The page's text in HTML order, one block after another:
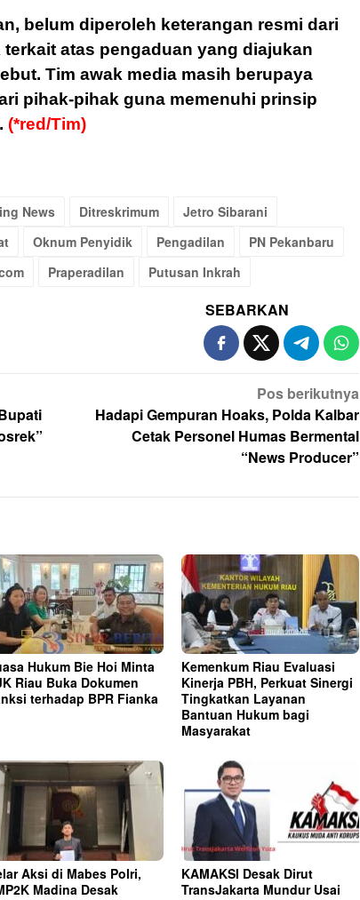
belum diperoleh keterangan resmi dari
atas pengaduan yang diajukan
Tim awak media masih berupaya
pihak-pihak guna memenuhi prinsip
(*red/Tim)
News Ditreskrimum
Jetro Sibarani
Oknum Penyidik Pengadilan
PN Pekanbaru
Praperadilan Putusan Inkrah
SEBARKAN
Pos berikutnya
Hadapi Gempuran Hoaks, Polda Kalbar
Cetak Personel Humas Bermental
“News Producer”
Hukum Bie Hoi Minta
Riau Buka Dokumen
terhadap BPR Fianka
Kemenkum Riau Evaluasi
Kinerja PBH, Perkuat Sinergi
Tingkatkan Layanan
Bantuan Hukum bagi
Masyarakat
Aksi di Mabes Polri,
Madina Desak
KAMAKSI Desak Dirut
TransJakarta Mundur Usai